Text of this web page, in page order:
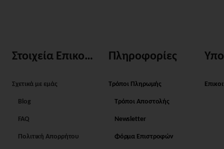
Στοιχεία Επικοινωνίας
Σχετικά με εμάς
Blog
FAQ
Πολιτική Απορρήτου
Πληροφορίες
Τρόποι Πληρωμής
Τρόποι Αποστολής
Newsletter
Φόρμα Επιστροφών